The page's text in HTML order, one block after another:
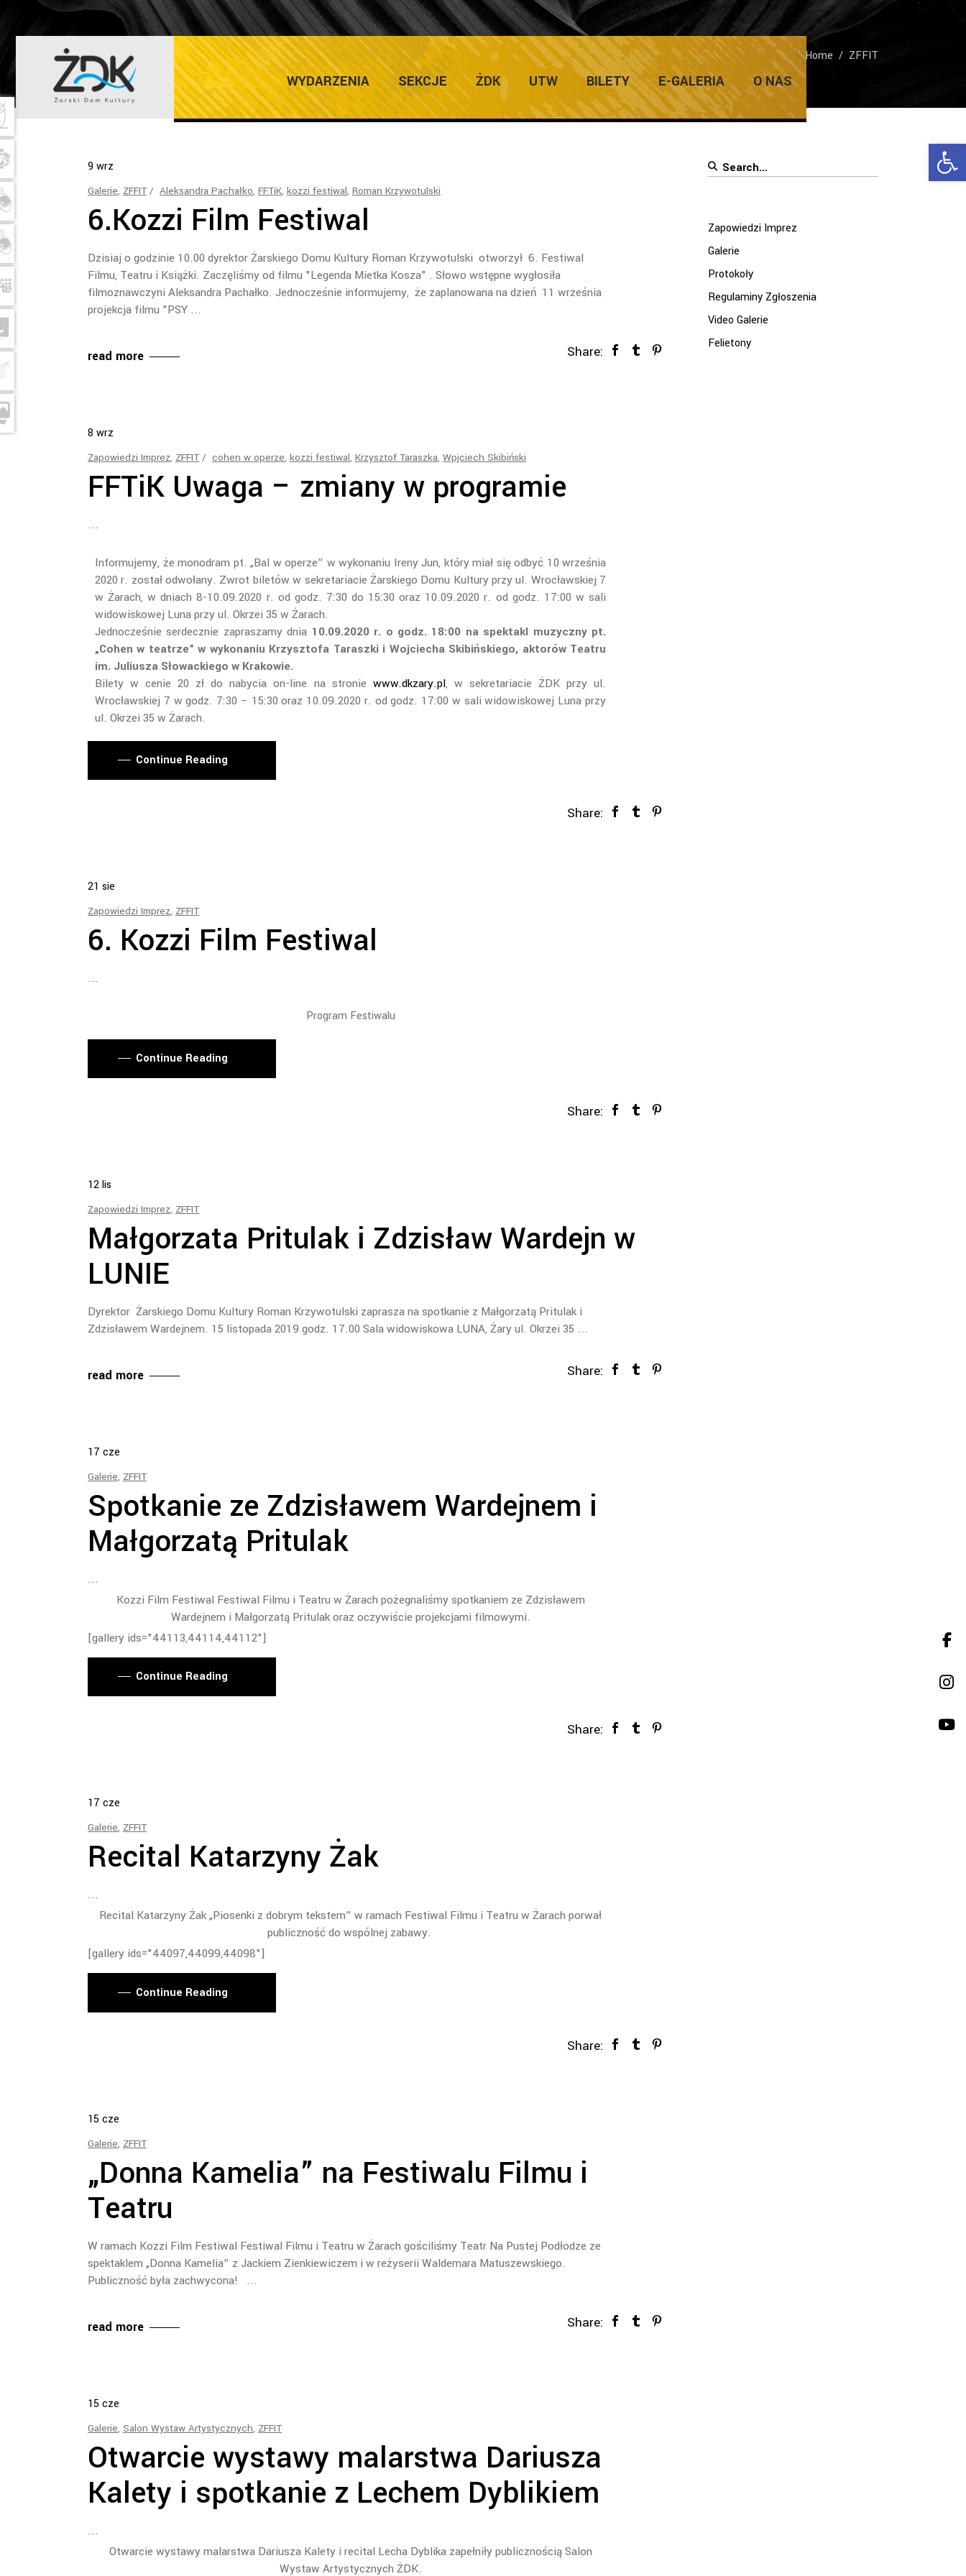
WYDARZENIA SEKCJE ŻDK UTW BILETY E-GALERIA O NAS
ZFFIT Home / ZFFIT
9wrz
Galerie, ZFFIT Aleksandra Pachałko, FFTiK, kozzi festiwal, Roman Krzywotulski
6.Kozzi Film Festiwal
Dzisiaj o godzinie 10.00 dyrektor Żarskiego Domu Kultury Roman Krzywotulski otworzył 6. Festiwal
Filmu, Teatru i Książki. Zaczęliśmy od filmu "Legenda Mietka Kosza" . Słowo wstępne wygłosiła
filmoznawczyni Aleksandra Pachałko. Jednocześnie informujemy, że zaplanowana na dzień 11 września
projekcja filmu "PSY
read more Share:
8 wrz
Zapowiedzi Imprez, ZFFIT cohen w operze, kozzi festiwal, Krzysztof Taraszka, Wpjciech Skibiński
FFTiK Uwaga – zmiany w programie
Informujemy, że monodram pt. „Bal w operze” w wykonaniu Ireny Jun, który miał się odbyć 10 września
2020 r. został odwołany. Zwrot biletów w sekretariacie Żarskiego Domu Kultury przy ul. Wrocławskiej 7
w Żarach, w dniach 8-10.09.2020 r. od godz. 7:30 do 15:30 oraz 10.09.2020 r. od godz. 17:00 w sali
widowiskowej Luna przy ul. Okrzei 35 w Żarach.
Jednocześnie serdecznie zapraszamy dnia 10.09.2020 r. o godz. 18:00 na spektakl muzyczny pt.
„Cohen w teatrze” w wykonaniu Krzysztofa Taraszki i Wojciecha Skibińskiego, aktorów Teatru
im. Juliusza Słowackiego w Krakowie.
Bilety w cenie 20 zł do nabycia on-line na stronie www.dkzary.pl, w sekretariacie ŻDK przy ul.
Wrocławskiej 7 w godz. 7:30 – 15:30 oraz 10.09.2020 r. od godz. 17:00 w sali widowiskowej Luna przy
ul. Okrzei 35 w Żarach.
Continue Reading
Share:
21 sie
Zapowiedzi Imprez, ZFFIT
6. Kozzi Film Festiwal
Program Festiwalu
Continue Reading
Share:
12lis
Zapowiedzi Imprez, ZFFIT
Małgorzata Pritulak i Zdzisław Wardejn w
LUNIE
Dyrektor Żarskiego Domu Kultury Roman Krzywotulski zaprasza na spotkanie z Małgorzatą Pritulak i
Zdzisławem Wardejnem. 15 listopada 2019 godz. 17.00 Sala widowiskowa LUNA, Żary ul. Okrzei 35
read more Share:
17 cze
Galerie, ZFFIT
Spotkanie ze Zdzisławem Wardejnem i
Małgorzatą Pritulak
Kozzi Film Festiwal Festiwal Filmu i Teatru w Żarach pożegnaliśmy spotkaniem ze Zdzisławem
Wardejnem i Małgorzatą Pritulak oraz oczywiście projekcjami filmowymi.
[gallery ids="44113,44114,44112"]
Continue Reading
Share:
17 cze
Galerie, ZFFIT
Recital Katarzyny Żak
Recital Katarzyny Żak „Piosenki z dobrym tekstem” w ramach Festiwal Filmu i Teatru w Żarach porwał
publiczność do wspólnej zabawy.
[gallery ids="44097,44099,44098"]
Continue Reading
Share:
15 cze
Galerie, ZFFIT
„Donna Kamelia” na Festiwalu Filmu i
Teatru
W ramach Kozzi Film Festiwal Festiwal Filmu i Teatru w Żarach gościliśmy Teatr Na Pustej Podłodze ze
spektaklem „Donna Kamelia” z Jackiem Zienkiewiczem i w reżyserii Waldemara Matuszewskiego.
Publiczność była zachwycona!
read more Share:
15 cze
Galerie, Salon Wystaw Artystycznych, ZFFIT
Otwarcie wystawy malarstwa Dariusza
Kalety i spotkanie z Lechem Dyblikiem
Otwarcie wystawy malarstwa Dariusza Kalety i recital Lecha Dyblika zapełniły publicznością Salon
Wystaw Artystycznych ŻDK.
Search
Zapowiedzi Imprez
Galerie
Protokoły
Regulaminy Zgłoszenia
Video Galerie
Felietony